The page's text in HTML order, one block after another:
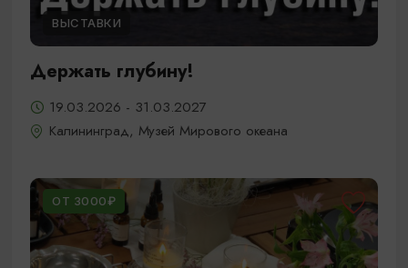
ВЫСТАВКИ
Держать глубину!
19.03.2026 - 31.03.2027
Калининград, Музей Мирового океана
ОТ 3000₽